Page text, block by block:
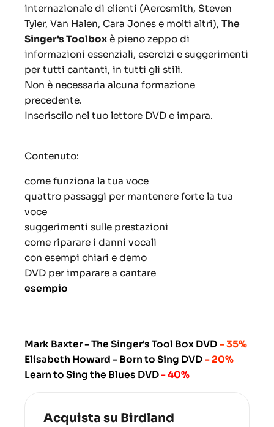
internazionale di clienti (Aerosmith, Steven
Tyler, Van Halen, Cara Jones e molti altri), The
Singer's Toolbox è pieno zeppo di
informazioni essenziali, esercizi e suggerimenti
per tutti cantanti, in tutti gli stili.
Non è necessaria alcuna formazione
precedente.
Inseriscilo nel tuo lettore DVD e impara.
Contenuto:
come funziona la tua voce
quattro passaggi per mantenere forte la tua
voce
suggerimenti sulle prestazioni
come riparare i danni vocali
con esempi chiari e demo
DVD per imparare a cantare
esempio
Mark Baxter - The Singer's Tool Box DVD - 35%
Elisabeth Howard - Born to Sing DVD - 20%
Learn to Sing the Blues DVD- 40%
Acquista su Birdland